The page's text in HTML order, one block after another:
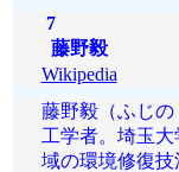
7
藤野毅
Wikipedia
藤野毅（ふじの
工学者。埼玉
域の環境修復